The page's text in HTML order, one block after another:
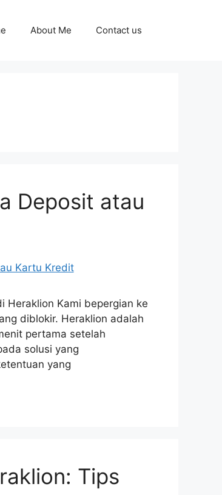
About Me Contact us
Deposit atau
Heraklion Kami bepergian ke
diblokir. Heraklion adalah
pertama setelah
solusi yang
yang
Tips